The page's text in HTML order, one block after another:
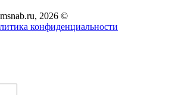
2026 ©
конфиденциальности